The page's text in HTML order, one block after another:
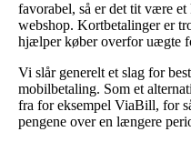
favorabel, så er det tit være
webshop. Kortbetalinger er
hjælper køber overfor uægte
Vi slår generelt et slag for
mobilbetaling. Som et
fra for eksempel ViaBill, for
pengene over en længere